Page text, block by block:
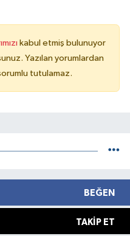
kabul etmiş bulunuyor
Yazılan yorumlardan
tutulamaz.
BEĞEN
TAKIP ET